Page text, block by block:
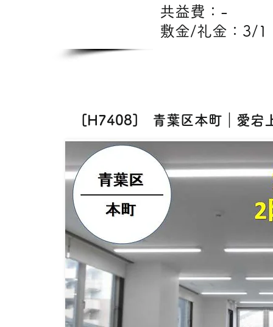
共益費
敷金/礼金：3/1
[H7408] 青葉区本町｜愛宕